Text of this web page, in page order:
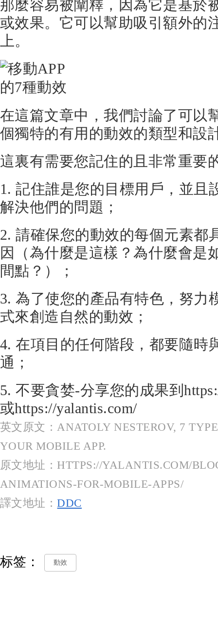
那麼容易被闡釋，因為它是基於
或效果。它可以幫助吸引額外的
上。
在這篇文章中，我們討論了可以
個獨特的有用的動效的類型和設
這裏有需要您記住的且非常重要
1. 記住誰是您的目標用戶，並且
解決他們的問題；
2. 請確保您的動效的每個元素都
因（為什麼是這樣？為什麼會是
間點？）；
3. 為了使您的產品有特色，努力
式來創造自然的動效；
4. 在項目的任何階段，都要隨時
通；
5. 不要貪婪-分享您的成果到
或https://yalantis.com/
英文原文：ANATOLY NESTEROV, 7
YOUR MOBILE APP.
原文地址：HTTPS://YALANTIS.COM/
ANIMATIONS-FOR-MOBILE-APPS/
譯文地址：DDC
标签： 動效